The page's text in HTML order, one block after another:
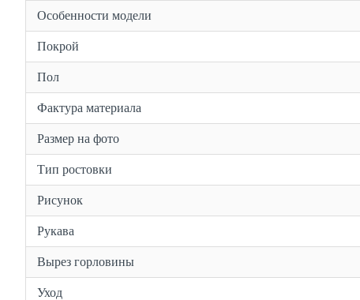
Особенности модели
Покрой
Пол
Фактура материала
Размер на фото
Тип ростовки
Рисунок
Рукава
Вырез горловины
Уход